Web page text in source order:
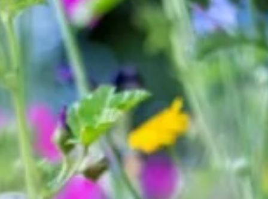
Artikelen
Projecten
Contact
Bellen Mailen
Samen1Nergie is een initiatief van de gemeenten